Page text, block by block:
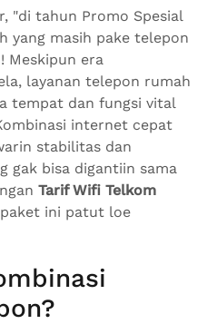
"di tahun Promo Spesial
yang masih pake telepon
Meskipun era
layanan telepon rumah
tempat dan fungsi vital
internet cepat
stabilitas dan
gak bisa digantiin sama
Tarif Wifi Telkom
ini patut loe